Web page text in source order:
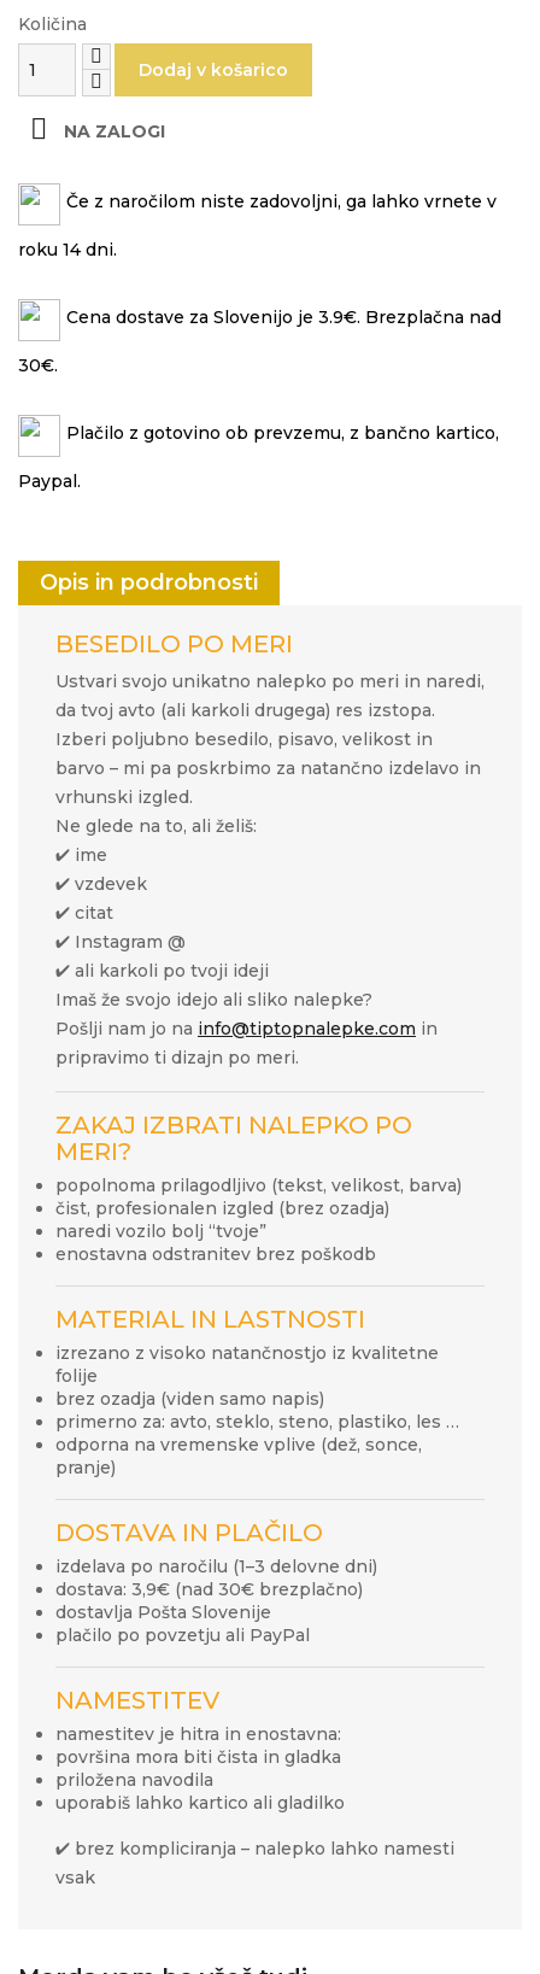
Količina
Dodaj v košarico
 NA ZALOGI
Če z naročilom niste zadovoljni, ga lahko vrnete v
roku 14 dni.
Cena dostave za Slovenijo je 3.9€. Brezplačna nad
30€.
Plačilo z gotovino ob prevzemu, z bančno kartico,
Paypal.
Opis in podrobnosti
BESEDILO PO MERI
Ustvari svojo unikatno nalepko po meri in naredi,
da tvoj avto (ali karkoli drugega) res izstopa.
Izberi poljubno besedilo, pisavo, velikost in
barvo – mi pa poskrbimo za natančno izdelavo in
vrhunski izgled.
Ne glede na to, ali želiš:
✔ ime
✔ vzdevek
✔ citat
✔ Instagram @
✔ ali karkoli po tvoji ideji
Imaš že svojo idejo ali sliko nalepke?
Pošlji nam jo na info@tiptopnalepke.com in
pripravimo ti dizajn po meri.
ZAKAJ IZBRATI NALEPKO PO
MERI?
popolnoma prilagodljivo (tekst, velikost, barva)
čist, profesionalen izgled (brez ozadja)
naredi vozilo bolj “tvoje”
enostavna odstranitev brez poškodb
MATERIAL IN LASTNOSTI
izrezano z visoko natančnostjo iz kvalitetne
folije
brez ozadja (viden samo napis)
primerno za: avto, steklo, steno, plastiko, les …
odporna na vremenske vplive (dež, sonce,
pranje)
DOSTAVA IN PLAČILO
izdelava po naročilu (1–3 delovne dni)
dostava: 3,9€ (nad 30€ brezplačno)
dostavlja Pošta Slovenije
plačilo po povzetju ali PayPal
NAMESTITEV
namestitev je hitra in enostavna:
površina mora biti čista in gladka
priložena navodila
uporabiš lahko kartico ali gladilko
✔ brez kompliciranja – nalepko lahko namesti
vsak